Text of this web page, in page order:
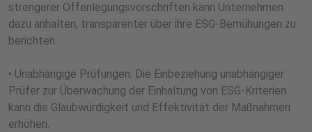
strengerer Offenlegungsvorschriften kann Unternehmen
dazu anhalten, transparenter über ihre ESG-Bemühungen zu
berichten.
• Unabhängige Prüfungen: Die Einbeziehung unabhängiger
Prüfer zur Überwachung der Einhaltung von ESG-Kriterien
kann die Glaubwürdigkeit und Effektivität der Maßnahmen
erhöhen.